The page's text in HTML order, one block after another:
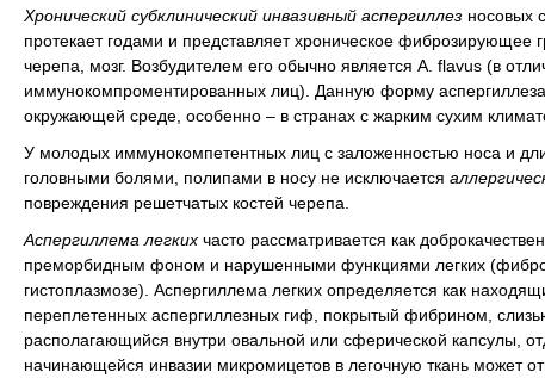
Хронический субклинический инвазивный аспергиллез носовых
протекает годами и представляет хроническое
черепа, мозг. Возбудителем его обычно является A. flavus (в
иммунокомпроментированных лиц). Данную форму
окружающей среде, особенно – в странах с жарким сухим
У молодых иммунокомпетентных лиц с заложенностью носа и
головными болями, полипами в носу не исключается
повреждения решетчатых костей черепа.
Аспергиллема легких часто рассматривается как
преморбидным фоном и нарушенными функциями легких
гистоплазмозе). Аспергиллема легких определяется как
переплетенных аспергиллезных гиф, покрытый фибрином,
располагающийся внутри овальной или сферической капсулы,
начинающейся инвазии микромицетов в легочную ткань может